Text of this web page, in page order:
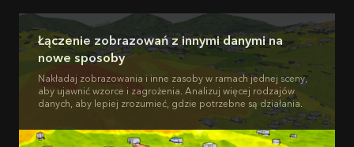
Łączenie zobrazowań z innymi danymi na
nowe sposoby
Nakładaj zobrazowania i inne zasoby w ramach jednej sceny,
aby ujawnić wzorce i zagrożenia. Analizuj więcej rodzajów
danych, aby lepiej zrozumieć, gdzie potrzebne są działania.